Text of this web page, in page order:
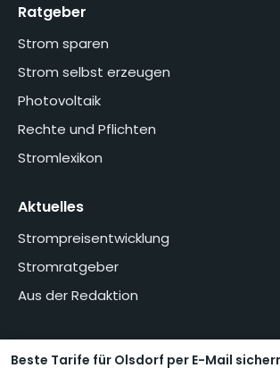
Ratgeber
Strom sparen
Strom selbst erzeugen
Photovoltaik
Rechte und Pflichten
Stromlexikon
Aktuelles
Strompreisentwicklung
Stromratgeber
Aus der Redaktion
Beste Tarife für Olsdorf per E-Mail